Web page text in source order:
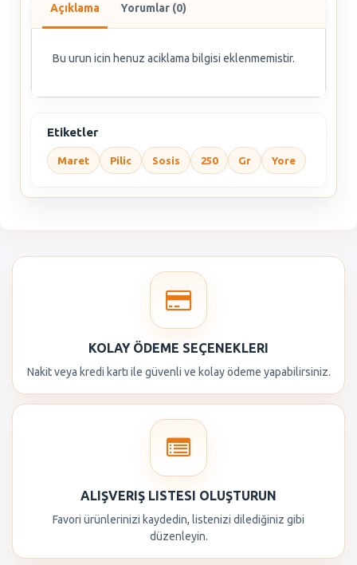
Açıklama Yorumlar (0)
Bu urun icin henuz aciklama bilgisi eklenmemistir.
Etiketler
Maret Pilic Sosis 250 Gr Yore
KOLAY ÖDEME SEÇENEKLERI
Nakit veya kredi kartı ile güvenli ve kolay ödeme yapabilirsiniz.
ALIŞVERIŞ LISTESI OLUŞTURUN
Favori ürünlerinizi kaydedin, listenizi dilediğiniz gibi
düzenleyin.